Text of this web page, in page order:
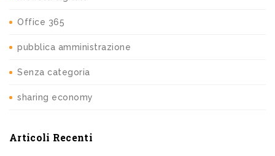
Office 365
pubblica amministrazione
Senza categoria
sharing economy
Articoli Recenti